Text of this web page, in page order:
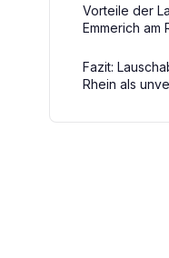
Vorteile der
Emmerich am
Fazit:
Rhein als